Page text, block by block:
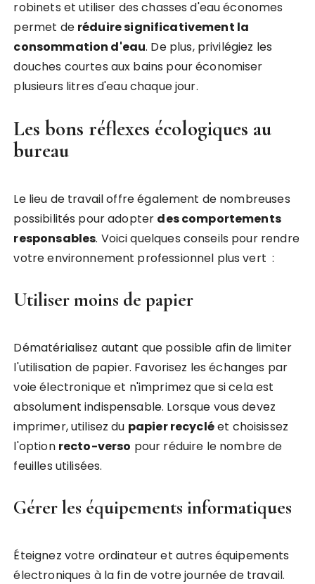
robinets et utiliser des chasses d'eau économes
permet de réduire significativement la
consommation d'eau. De plus, privilégiez les
douches courtes aux bains pour économiser
plusieurs litres d'eau chaque jour.
Les bons réflexes écologiques au
bureau
Le lieu de travail offre également de nombreuses
possibilités pour adopter des comportements
responsables. Voici quelques conseils pour rendre
votre environnement professionnel plus vert :
Utiliser moins de papier
Dématérialisez autant que possible afin de limiter
l'utilisation de papier. Favorisez les échanges par
voie électronique et n'imprimez que si cela est
absolument indispensable. Lorsque vous devez
imprimer, utilisez du papier recycléet choisissez
l'option recto-verso pour réduire le nombre de
feuilles utilisées.
Gérer les équipements informatiques
Éteignez votre ordinateur et autres équipements
électroniques à la fin de votre journée de travail.